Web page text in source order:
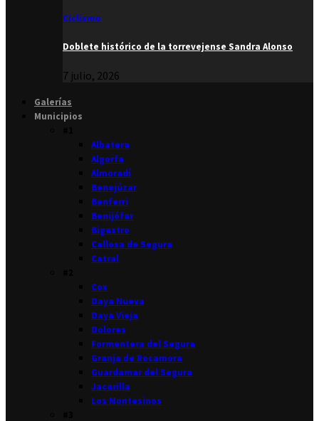
Ciclismo
Doblete histórico de la torrevejense Sandra Alonso
7 julio, 2026
Galerías
Municipios
Albatera
Algorfa
Almoradí
Benejúzar
Benferri
Benijófar
Bigastro
Callosa de Segura
Catral
Cox
Daya Nueva
Daya Vieja
Dolores
Formentera del Segura
Granja de Rocamora
Guardamar del Segura
Jacarilla
Los Montesinos